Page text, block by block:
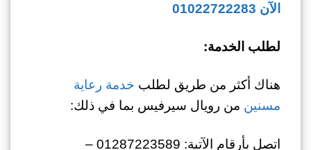
الآن 01022722283
لطلب الخدمة:
هناك أكثر من طريق لطلب خدمة رعاية
مسنين من رويال سيرفيس بما في ذلك:
اتصل بأرقام الآتية: 01287223589 –